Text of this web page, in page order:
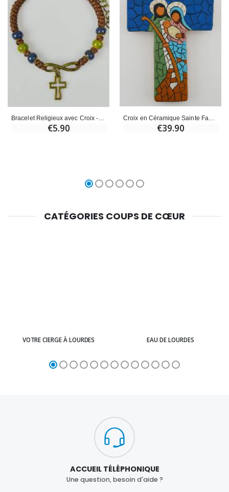
€5.90 €39.90
CATÉGORIES COUPS DE CŒUR
VOTRE CIERGE À LOURDES EAU DE LOURDES
ACCUEIL TÉLÉPHONIQUE
Une question, besoin d'aide ?